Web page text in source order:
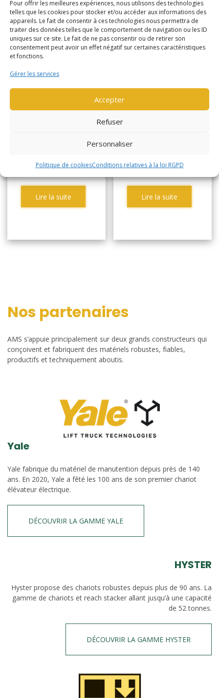
Pour offrir les meilleures expériences, nous utilisons des technologies
telles que les cookies pour stocker et/ou accéder aux informations des
appareils. Le fait de consentir à ces technologies nous permettra de
traiter des données telles que le comportement de navigation ou les ID
uniques sur ce site. Le fait de ne pas consentir ou de retirer son
consentement peut avoir un effet négatif sur certaines caractéristiques
et fonctions.
Gérer les services
Accepter
Refuser
Personnaliser
Politique de cookiesConditions relatives à la loi RGPD
YALE
ERP20VT
LWB (1408)
Lire la suite
HYSTER
J2.0XNT 642
Lire la suite
Nos partenaires
AMS s’appuie principalement sur deux grands constructeurs qui
conçoivent et fabriquent des matériels robustes, fiables,
productifs et techniquement aboutis.
Yale
Yale fabrique du matériel de manutention depuis près de 140
ans. En 2020, Yale a fêté les 100 ans de son premier chariot
élévateur électrique.
DÉCOUVRIR LA GAMME YALE
HYSTER
Hyster propose des chariots robustes depuis plus de 90 ans. La
gamme de chariots et reach stacker allant jusqu’à une capacité
de 52 tonnes.
DÉCOUVRIR LA GAMME HYSTER